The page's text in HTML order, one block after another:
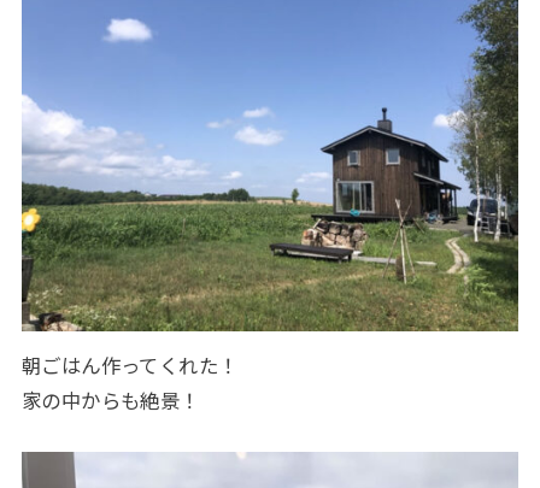
朝ごはん作ってくれた！
家の中からも絶景！